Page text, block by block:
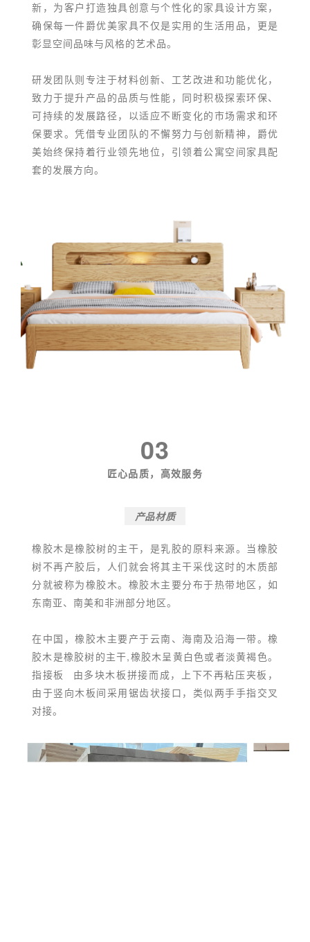
新，为客户打造独具创意与个性化的家具设计方案，
确保每一件爵优美家具不仅是实用的生活用品，更是
彰显空间品味与风格的艺术品。
研发团队则专注于材料创新、工艺改进和功能优化，
致力于提升产品的品质与性能，同时积极探索环保、
可持续的发展路径，以适应不断变化的市场需求和环
保要求。凭借专业团队的不懈努力与创新精神，爵优
美始终保持着行业领先地位，引领着公寓空间家具配
套的发展方向。
03
匠心品质，高效服务
产品材质
橡胶木是橡胶树的主干，是乳胶的原料来源。当橡胶
树不再产胶后，人们就会将其主干采伐这时的木质部
分就被称为橡胶木。橡胶木主要分布于热带地区，如
东南亚、南美和非洲部分地区。
在中国，橡胶木主要产于云南、海南及沿海一带。橡
胶木是橡胶树的主干,橡胶木呈黄白色或者淡黄褐色。
指接板
由多块木板拼接而成，上下不再粘压夹板，
由于竖向木板间采用锯齿状接口，类似两手手指交叉
对接。